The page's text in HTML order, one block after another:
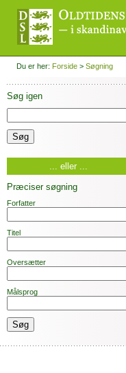
Du er her: Forside > Søgning
Søg igen
... eller ...
Præciser søgning
Forfatter
Titel
Oversætter
Målsprog